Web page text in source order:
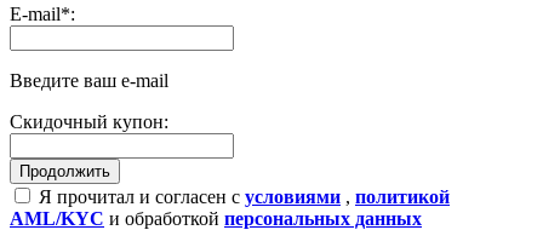
E-mail*:
Введите ваш e-mail
Скидочный купон:
Я прочитал и согласен с условиями , политикой
AML/KYC и обработкой персональных данных